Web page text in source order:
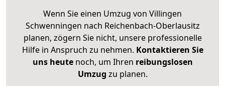
Wenn Sie einen Umzug von Villingen
Schwenningen nach Reichenbach-Oberlausitz
planen, zögern Sie nicht, unsere professionelle
Hilfe in Anspruch zu nehmen. Kontaktieren Sie
uns heutenoch, um Ihren reibungslosen
Umzug zu planen.